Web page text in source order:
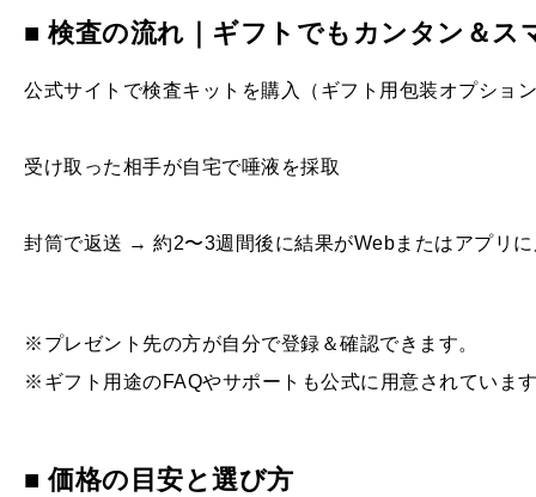
■ 検査の流れ｜ギフトでもカンタン＆ス
公式サイトで検査キットを購入（ギフト用包装オプショ
受け取った相手が自宅で唾液を採取
封筒で返送 → 約2〜3週間後に結果がWebまたはアプリ
※プレゼント先の方が自分で登録＆確認できます。
※ギフト用途のFAQやサポートも公式に用意されていま
■ 価格の目安と選び方